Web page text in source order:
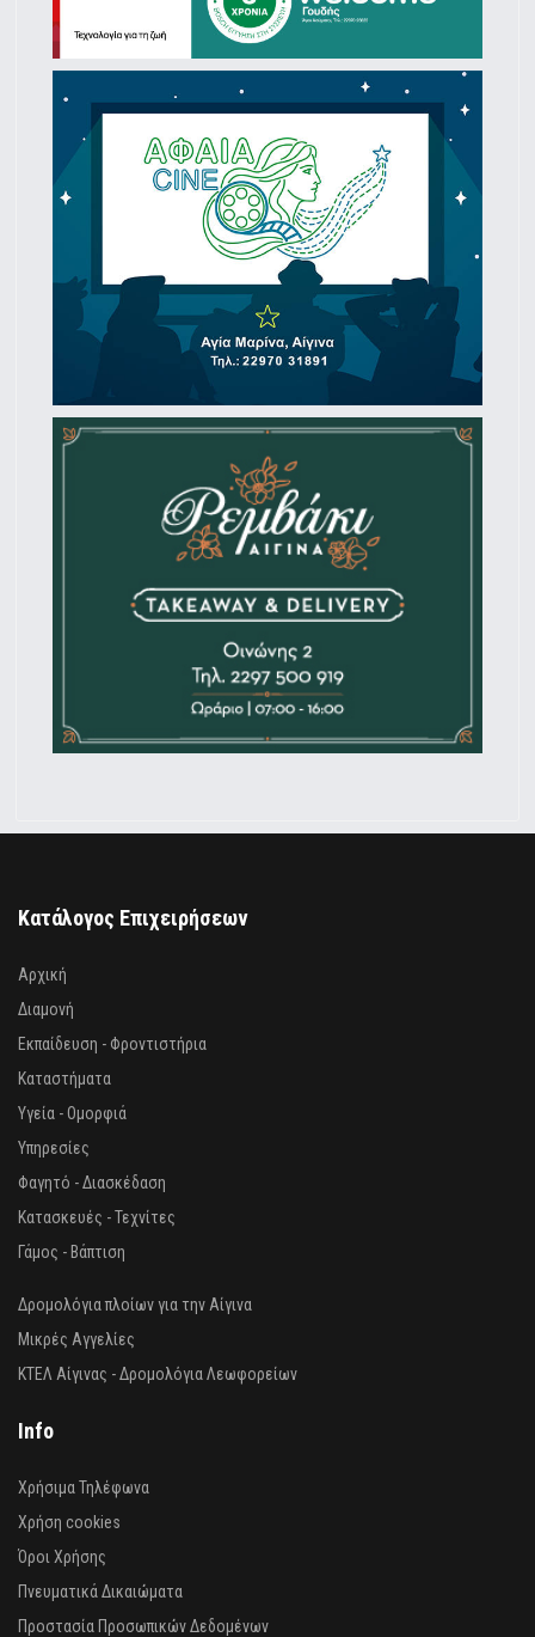
Κατάλογος Επιχειρήσεων
Αρχική
Διαμονή
Εκπαίδευση - Φροντιστήρια
Καταστήματα
Υγεία - Ομορφιά
Υπηρεσίες
Φαγητό - Διασκέδαση
Κατασκευές - Τεχνίτες
Γάμος - Βάπτιση
Δρομολόγια πλοίων για την Αίγινα
Μικρές Αγγελίες
ΚΤΕΛ Αίγινας - Δρομολόγια Λεωφορείων
Info
Χρήσιμα Τηλέφωνα
Χρήση cookies
Όροι Χρήσης
Πνευματικά Δικαιώματα
Προστασία Προσωπικών Δεδομένων